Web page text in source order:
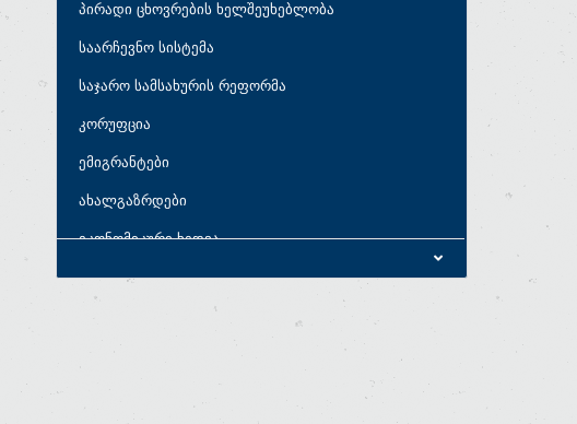
პირადი ცხოვრების ხელშეუხებლობა
საარჩევნო სისტემა
საჯარო სამსახურის რეფორმა
კორუფცია
ემიგრანტები
ახალგაზრდები
ეკონომიკური ხედვა
ეკონომიკური პარამეტრები
საბიუჯეტო პრიორიტეტები